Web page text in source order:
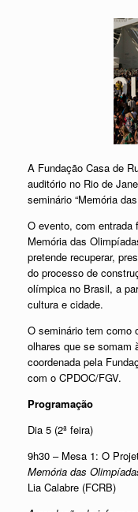
A Fundação Casa de
auditório no Rio de
seminário “Memória
O evento, com entrada
Memória das
pretende recuperar,
do processo de
olímpica no Brasil, a
cultura e cidade.
O seminário tem como
olhares que se somam
coordenada pela
com o CPDOC/FGV.
Programação
Dia 5 (2ª feira)
9h30 – Mesa 1: O
Memória das
Lia Calabre (FCRB)